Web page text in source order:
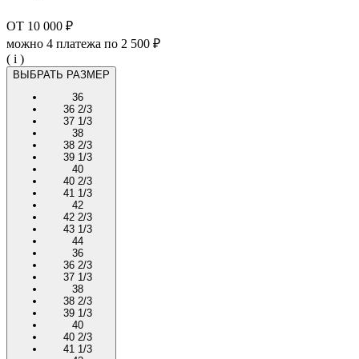
ОТ 10 000 ₽
можно 4 платежа по 2 500 ₽
( i )
ВЫБРАТЬ РАЗМЕР
36
36 2/3
37 1/3
38
38 2/3
39 1/3
40
40 2/3
41 1/3
42
42 2/3
43 1/3
44
36
36 2/3
37 1/3
38
38 2/3
39 1/3
40
40 2/3
41 1/3